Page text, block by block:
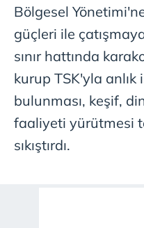
Bölgesel
güçleri ile
sınır hattında
kurup TSK'yla anlık
bulunması, keşif,
faaliyeti yürütmesi
sıkıştırdı.